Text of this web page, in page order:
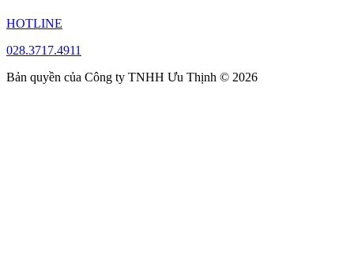
HOTLINE
028.3717.4911
Bản quyền của Công ty TNHH Ưu Thịnh © 2026